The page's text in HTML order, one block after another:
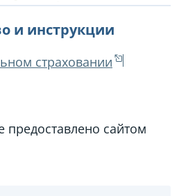
и инструкции
страховании
сайтом